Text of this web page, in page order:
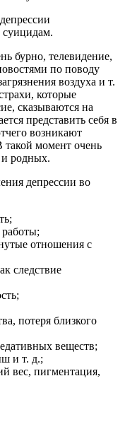
суицидам.
бурно, телевидение,
по поводу
воздуха и т.
которые
сказываются на
представить себя в
возникают
момент очень
и родных.
депрессии во
отношения с
следствие
потеря близкого
веществ;
и т. д.;
вес, пигментация,